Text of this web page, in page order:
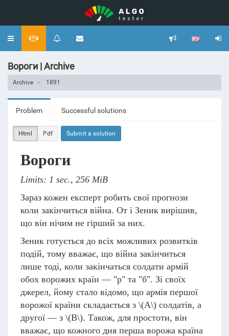
Toggle
Вороги | Archive
Archive 1891
Problem Successful solutions
Html Pdf Submit a solution
Вороги
Limits: 1 sec., 256 MiB
Зараз кожен експерт робить свої прогнози
коли закінчиться війна. От і Зеник вирішив,
що він нічим не гірший за них.
Зеник готується до всіх можливих розвитків
подій, тому вважає, що війна закінчиться
лише тоді, коли закінчаться солдати армій
обох ворожих країн — "р" та "б". Зі своїх
джерел, йому стало відомо, що армія першої
ворожої країни складається з \(A\) солдатів, а
другої — з \(B\). Також, для простоти, він
вважає, що кожного дня перша ворожа країна